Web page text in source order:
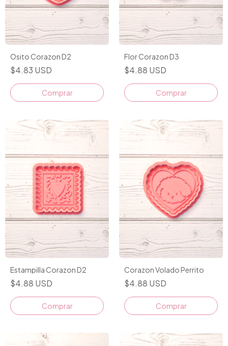
Osito Corazon D2
$4.83 USD
Comprar
Flor Corazon D3
$4.88 USD
Comprar
Estampilla Corazon D2
$4.88 USD
Comprar
Corazon Volado Perrito
$4.88 USD
Comprar